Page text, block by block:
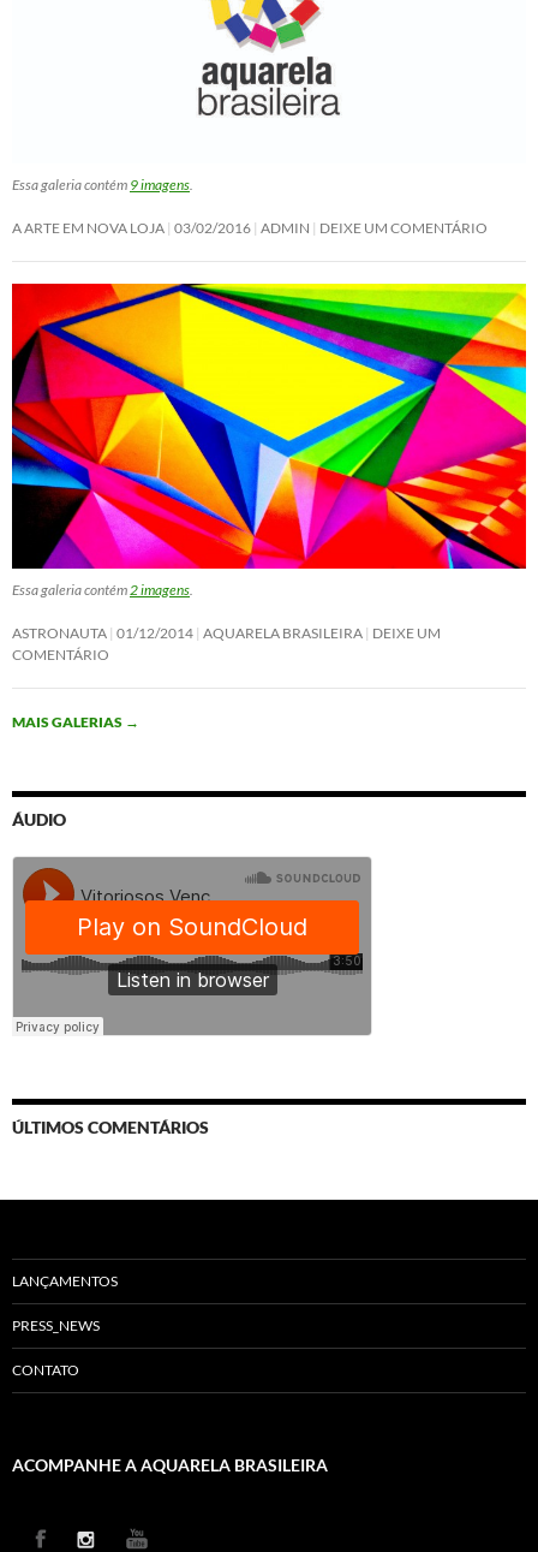
Essa galeria contém 9 imagens
A ARTE EM NOVA LOJA 03/02/2016 ADMIN DEIXE UM COMENTÁRIO
Essa galeria contém 2 imagens
ASTRONAUTA 01/12/2014 AQUARELA BRASILEIRA DEIXE UM
COMENTÁRIO
MAIS GALERIAS →
ÁUDIO
ÚLTIMOS COMENTÁRIOS
LANÇAMENTOS
PRESS_NEWS
CONTATO
ACOMPANHE A AQUARELA BRASILEIRA